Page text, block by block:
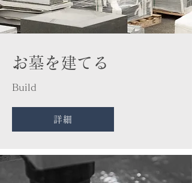
​お墓を建てる
Build
詳細